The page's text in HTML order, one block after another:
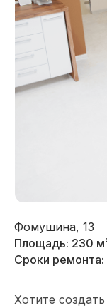
Фомушина, 13
Площадь: 230
Сроки ремонта:
Хотите